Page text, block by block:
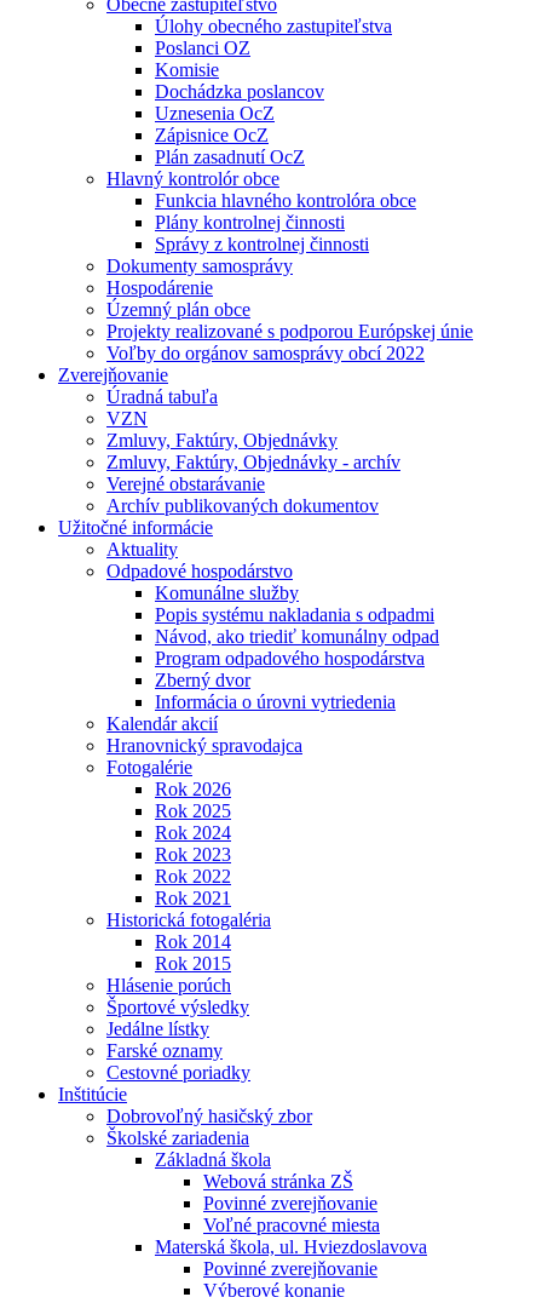
Obecné zastupiteľstvo
Úlohy obecného zastupiteľstva
Poslanci OZ
Komisie
Dochádzka poslancov
Uznesenia OcZ
Zápisnice OcZ
Plán zasadnutí OcZ
Hlavný kontrolór obce
Funkcia hlavného kontrolóra obce
Plány kontrolnej činnosti
Správy z kontrolnej činnosti
Dokumenty samosprávy
Hospodárenie
Územný plán obce
Projekty realizované s podporou Európskej únie
Voľby do orgánov samosprávy obcí 2022
Zverejňovanie
Úradná tabuľa
VZN
Zmluvy, Faktúry, Objednávky
Zmluvy, Faktúry, Objednávky - archív
Verejné obstarávanie
Archív publikovaných dokumentov
Užitočné informácie
Aktuality
Odpadové hospodárstvo
Komunálne služby
Popis systému nakladania s odpadmi
Návod, ako triediť komunálny odpad
Program odpadového hospodárstva
Zberný dvor
Informácia o úrovni vytriedenia
Kalendár akcií
Hranovnický spravodajca
Fotogalérie
Rok 2026
Rok 2025
Rok 2024
Rok 2023
Rok 2022
Rok 2021
Historická fotogaléria
Rok 2014
Rok 2015
Hlásenie porúch
Športové výsledky
Jedálne lístky
Farské oznamy
Cestovné poriadky
Inštitúcie
Dobrovoľný hasičský zbor
Školské zariadenia
Základná škola
Webová stránka ZŠ
Povinné zverejňovanie
Voľné pracovné miesta
Materská škola, ul. Hviezdoslavova
Povinné zverejňovanie
Výberové konanie